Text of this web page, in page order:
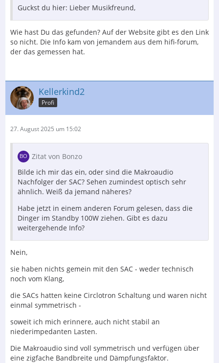
Guckst du hier: Lieber Musikfreund,
Wie hast Du das gefunden? Auf der Website gibt es den Link
so nicht. Die Info kam von jemandem aus dem hifi-forum,
der das gemessen hat.
Kellerkind2
Profi
27. August 2025 um 15:02
Zitat von Bonzo
Bilde ich mir das ein, oder sind die Makroaudio
Nachfolger der SAC? Sehen zumindest optisch sehr
ähnlich. Weiß da jemand näheres?
Habe jetzt in einem anderen Forum gelesen, dass die
Dinger im Standby 100W ziehen. Gibt es dazu
weitergehende Info?
Nein,
sie haben nichts gemein mit den SAC - weder technisch
noch vom Klang,
die SACs hatten keine Circlotron Schaltung und waren nicht
einmal symmetrisch -
soweit ich mich erinnere, auch nicht stabil an
niederimpedanten Lasten.
Die Makroaudio sind voll symmetrisch und verfügen über
eine zigfache Bandbreite und Dämpfungsfaktor.